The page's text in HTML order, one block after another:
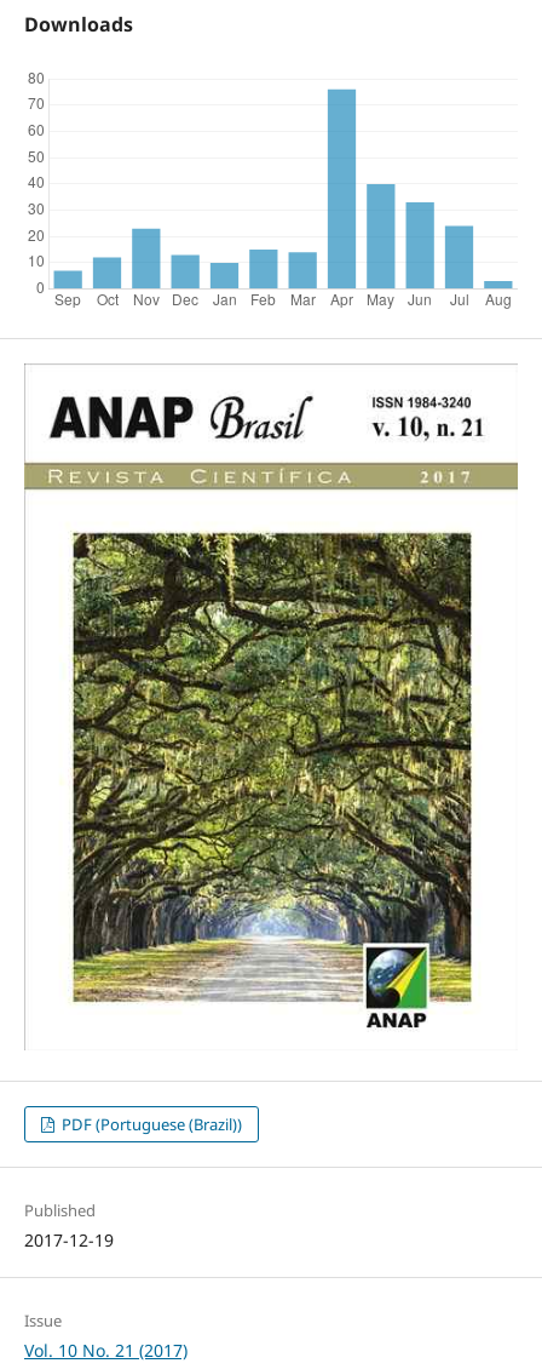
Downloads
PDF (Portuguese (Brazil))
Published
2017-12-19
Issue
Vol. 10 No. 21 (2017)